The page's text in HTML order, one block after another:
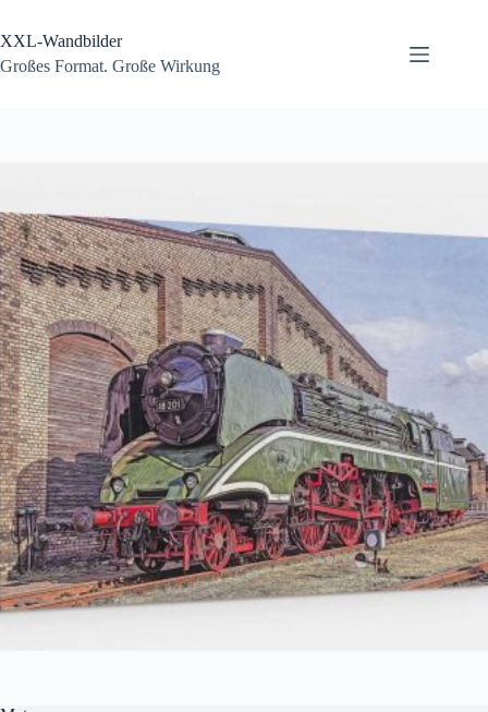
springen
XXL-Wandbilder
Großes Format. Große Wirkung